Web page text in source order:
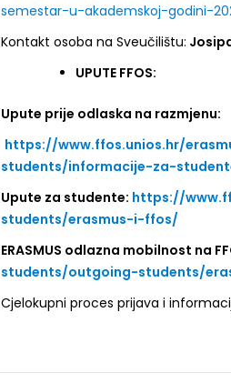
semestar-u-akademskoj-godini-
Kontakt osoba na Sveučilištu:
UPUTE FFOS:
Upute prije odlaska na razmjenu:
https://www.ffos.unios.hr/
students/informacije-za-
Upute za studente: https://
students/erasmus-i-ffos/
ERASMUS odlazna mobilnost na
students/outgoing-students/
Cjelokupni proces prijava i